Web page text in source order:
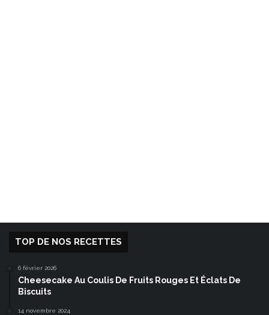
TOP DE NOS RECETTES
6 février 2026
Cheesecake Au Coulis De Fruits Rouges Et Éclats De
Biscuits
14 novembre 2024